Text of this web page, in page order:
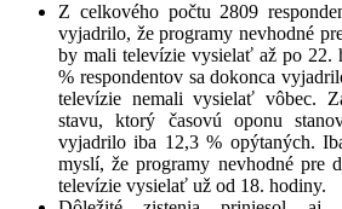
Z celkového počtu 2809
vyjadrilo, že programy nevhodné
by mali televízie vysielať až po 22.
% respondentov sa dokonca
televízie nemali vysielať vôbec.
stavu, ktorý časovú oponu
vyjadrilo iba 12,3 % opýtaných.
myslí, že programy nevhodné pre
televízie vysielať už od 18. hodiny.